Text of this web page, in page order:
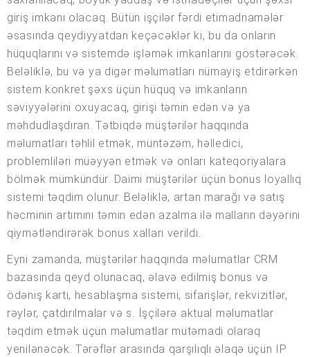
giriş imkanı olacaq. Bütün işçilər fərdi etimadnamələr
əsasında qeydiyyatdan keçəcəklər ki, bu da onların
hüquqlarını və sistemdə işləmək imkanlarını göstərəcək.
Beləliklə, bu və ya digər məlumatları nümayiş etdirərkən
sistem konkret şəxs üçün hüquq və imkanların
səviyyələrini oxuyacaq, girişi təmin edən və ya
məhdudlaşdıran. Tətbiqdə müştərilər haqqında
məlumatları təhlil etmək, müntəzəm, həlledici,
problemliləri müəyyən etmək və onları kateqoriyalara
bölmək mümkündür. Daimi müştərilər üçün bonus loyallıq
sistemi təqdim olunur. Beləliklə, artan marağı və satış
həcminin artımını təmin edən azalma ilə malların dəyərini
qiymətləndirərək bonus xalları verildi.
Eyni zamanda, müştərilər haqqında məlumatlar CRM
bazasında qeyd olunacaq, əlavə edilmiş bonus və
ödəniş kartı, hesablaşma sistemi, sifarişlər, rekvizitlər,
rəylər, çatdırılmalar və s. İşçilərə aktual məlumatlar
təqdim etmək üçün məlumatlar mütəmadi olaraq
yenilənəcək. Tərəflər arasında qarşılıqlı əlaqə üçün IP